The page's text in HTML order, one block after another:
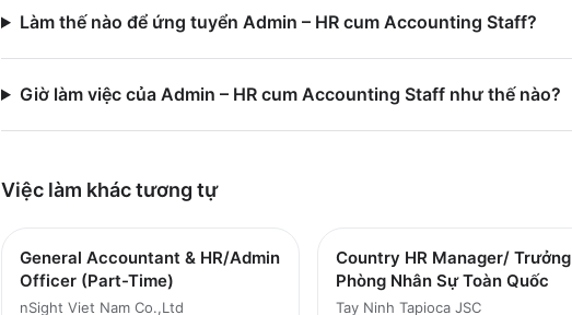
Làm thế nào để ứng tuyển Admin – HR cum Accounting Staff?
Giờ làm việc của Admin – HR cum Accounting Staff như thế nào?
Việc làm kháctương tự
General Accountant & HR/Admin
Officer (Part-Time)
nSight Viet Nam Co.,Ltd
Country HR Manager/ Trưởng
Phòng Nhân Sự Toàn Quốc
Tay Ninh Tapioca JSC